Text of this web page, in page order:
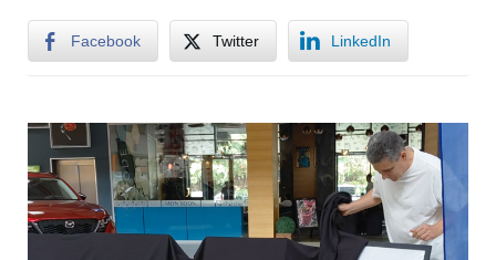
Facebook Twitter LinkedIn